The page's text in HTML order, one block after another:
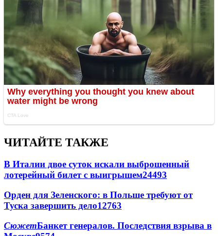
ЧИТАЙТЕ ТАКЖЕ
В Италии двое суток искали выброшенный
лотерейный билет с выигрышем24493
Орден для Зеленского: в Польше требуют от
Туска завершить дело12763
СюжетБанкет генералов. Последствия взрыва в